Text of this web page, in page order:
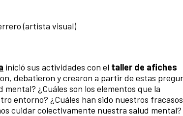
(artista visual)
inició sus actividades con el taller de afiches
debatieron y crearon a partir de estas
¿Cuáles son los elementos que la
entorno? ¿Cuáles han sido nuestros
cuidar colectivamente nuestra salud mental?